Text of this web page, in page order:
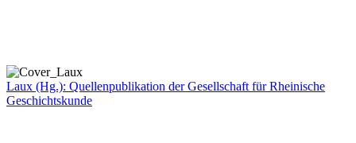
Laux (Hg.): Quellenpublikation der Gesellschaft für Rheinische
Geschichtskunde